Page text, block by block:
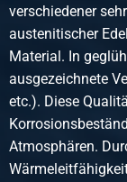
Artikelnummer
2430-0136-1292
Beschreibung
Rostfrei
Stück pro KG
Bruttopreis
Wählen Sie
verschiedener
austenitischer
Material. In
ausgezeichnete
etc.). Diese
Atmosphären.